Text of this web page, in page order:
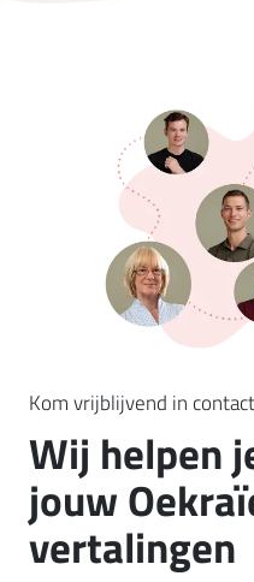
Kom vrijblijvend in
Wij helpen
jouw
vertalingen